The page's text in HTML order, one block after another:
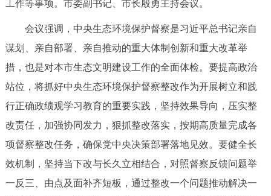
决策公开
政务服务
中介服务 阳光政务
工作等事项。市委副书记、市长殷勇主持会议。
会议强调，中央生态环境保护督察是习近平总书记亲自
谋划、亲自部署、亲自推动的重大体制创新和重大改革举
措，也是对本市生态文明建设工作的全面体检。要提高政治
站位，将抓好中央生态环境保护督察整改作为开展树立和践
行正确政绩观学习教育的重要实践，坚持效果导向，压实整
改责任，加强协同发力，狠抓整改落实，按期高质量完成各
项督察整改任务，确保党中央决策部署落地见效。要健全长
效机制，坚持当下改与长久立相结合，对照督察反馈问题举
一反三、由点及面补齐短板，通过整改一个问题推动解决一